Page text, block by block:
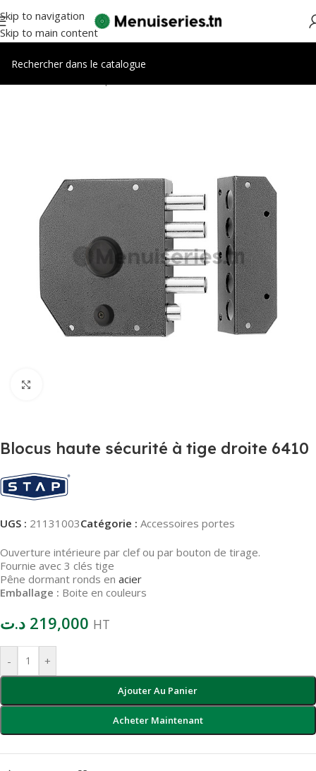
Skip to navigation
Skip to main content
Blocus haute sécurité à tige droite 6410
UGS : 21131003Catégorie : Accessoires portes
Ouverture intérieure par clef ou par bouton de tirage.
Fournie avec 3 clés tige
Pêne dormant ronds en acier
Emballage : Boite en couleurs
219,000 د.ت HT
- +
Ajouter Au Panier
Acheter Maintenant